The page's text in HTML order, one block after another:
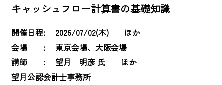
キャッシュフロー計算書の基礎知識
開催日程:
2026/07/02(木) ほか
会場 :
東京会場、大阪会場
講師 :
望月 明彦 氏 ほか
望月公認会計士事務所